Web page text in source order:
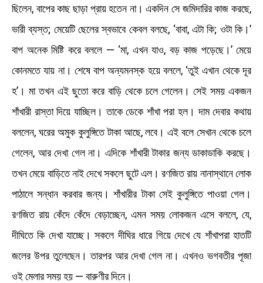
ছিলেন, বাপের কাছ ছাড়া প্রায় হতেন না। একদিন সে জমিদারির কাজ করছে,
ভারী ব্যস্ত; মেয়েটি ছেলের স্বভাবে কেবল বলছে, ‘বাবা, এটা কি; ওটা কি।’
বাপ অনেক মিষ্টি করে বললে — ‘মা, এখন যাও, বড় কাজ পড়েছে।’ মেয়ে
কোনমতে যায় না। শেষে বাপ অন্যমনস্ক হয়ে বললে, ‘তুই এখান থেকে দূর
হ’। মা তখন এই ছুতো করে বাড়ি থেকে চলে গেলেন। সেই সময় একজন
শাঁখারী রাস্তা দিয়ে যাচ্ছিল। তাকে ডেকে শাঁখা পরা হল। দাম দেবার কথায়
বললেন, ঘরের অমুক কুলুঙ্গিতে টাকা আছে, লবে। এই বলে সেখান থেকে চলে
গেলেন, আর দেখা গেল না। এদিকে শাঁখারী টাকার জন্য ডাকাডাকি করছে।
তখন মেয়ে বাড়িতে নাই দেখে সকলে ছুটে এল। রণজিত রায় নানাস্থানে লোক
পাঠালে সন্ধান করবার জন্য। শাঁখারীর টাকা সেই কুলুঙ্গিতে পাওয়া গেল।
রণজিত রায় কেঁদে কেঁদে বেড়াচ্ছেন, এমন সময় লোকজন এসে বললে, যে,
দীঘিতে কি দেখা যাচ্ছে। সকলে দীঘির ধারে গিয়ে দেখে যে শাঁখাপরা হাতটি
জলের উপর তুলেছেন। তারপর আর দেখা গেল না। এখনও ভগবতীর পূজা
ওই মেলার সময় হয় — বারুণীর দিনে।